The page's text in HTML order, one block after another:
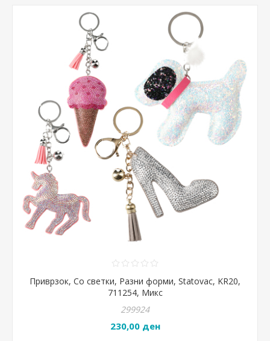
Приврзок, Со светки, Разни форми, Statovac, KR20,
711254, Микс
299924
230,00 ден